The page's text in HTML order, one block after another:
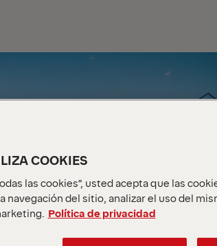
COOKIES
las cookies”, usted acepta que las
navegación del sitio, analizar el uso del
Política de privacidad